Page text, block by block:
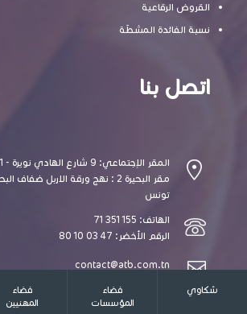
فضاء
المهنيين
فضاء
المؤسسات
شكاوي
القروض الرقاعية
نسبة الفائدة المشطّة
اتصل بنا
المقر الإجتماعي: 9 شارع الهادي نويرة - 1001 تونس
تونس
الهاتف: 155 351 71
الرقم الأخضر: 47 03 10 80
contact@atb.com.tn